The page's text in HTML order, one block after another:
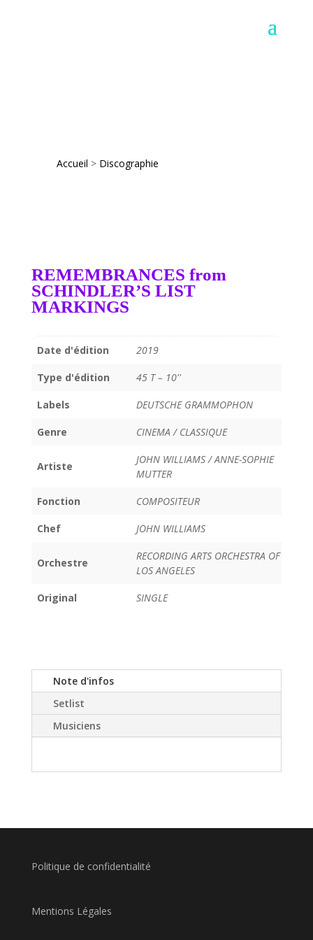
Accueil > Discographie
REMEMBRANCES from
SCHINDLER’S LIST
MARKINGS
Date d'édition 2019
Type d'édition 45 T – 10''
Labels DEUTSCHE GRAMMOPHON
Genre CINEMA / CLASSIQUE
Artiste
JOHN WILLIAMS / ANNE-SOPHIE
MUTTER
Fonction COMPOSITEUR
Chef JOHN WILLIAMS
Orchestre
RECORDING ARTS ORCHESTRA OF
LOS ANGELES
Original SINGLE
Note d'infos
Setlist
Musiciens
Politique de confidentialité
Mentions Légales